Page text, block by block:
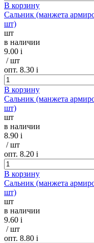
В корзину
Сальник (манжета
шт)
шт
в наличии
9.00 i
/ шт
опт. 8.30 i
В корзину
Сальник (манжета
шт)
шт
в наличии
8.90 i
/ шт
опт. 8.20 i
В корзину
Сальник (манжета
шт)
шт
в наличии
9.60 i
/ шт
опт. 8.80 i